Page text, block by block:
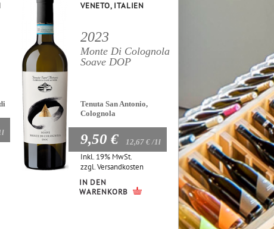
VENETO, ITALIEN
2023
Monte Di Colognola
Soave DOP
Tenuta San Antonio,
Colognola
9,50 € 12,67 € /1l
Inkl. 19% MwSt.
zzgl.Versandkosten
IN DEN
WARENKORB